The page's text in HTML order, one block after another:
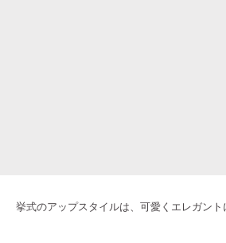
挙式のアップスタイルは、可愛くエレガント